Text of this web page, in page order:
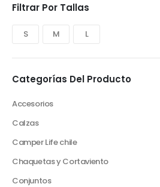
Filtrar Por Tallas
S M L
Categorías Del Producto
Accesorios
Calzas
Camper Life chile
Chaquetas y Cortaviento
Conjuntos